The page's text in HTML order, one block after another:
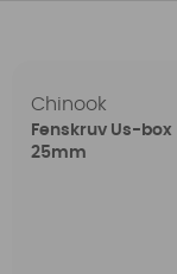
Chinook
Fenskruv Us-box
25mm